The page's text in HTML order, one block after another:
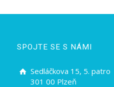
SPOJTE SE S NÁMI
Sedláčkova 15, 5. patro
301 00 Plzeň